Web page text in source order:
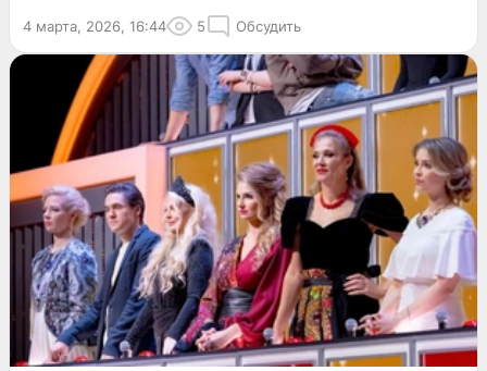
4 марта, 2026, 16:44 5 Обсудить